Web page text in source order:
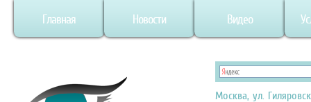
Главная Новости Видео
Москва, ул.